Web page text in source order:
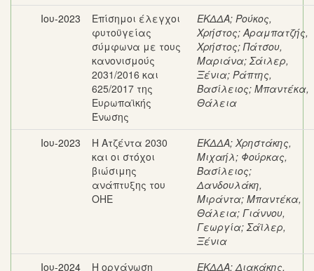
Ιου-2023
Επίσημοι έλεγχοι
φυτοϋγείας
σύμφωνα με τους
κανονισμούς
2031/2016 και
625/2017 της
Ευρωπαϊκής
Ένωσης
ΕΚΔΔΑ; Ρούκος,
Χρήστος;Αραμπατζής,
Χρήστος;Πάτσου,
Μαριάνα;Σάιλερ,
Ξένια; Ράπτης,
Βασίλειος; Μπαντέκα,
Θάλεια
Ιου-2023
Η Ατζέντα 2030
και οι στόχοι
βιώσιμης
ανάπτυξης του
ΟΗΕ
ΕΚΔΔΑ; Χρηστάκης,
Μιχαήλ; Φούρκας,
Βασίλειος;
Δανδουλάκη,
Μιράντα; Μπαντέκα,
Θάλεια; Γιάννου,
Γεωργία;Σάϊλερ,
Ξένια
Ιου-2024
Η οργάνωση
ΕΚΔΔΑ;Διακάκης,